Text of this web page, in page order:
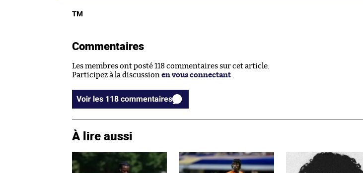
TM
Commentaires
Les membres ont posté 118 commentaires sur cet article.
Participez à la discussion en vous connectant .
Voir les 118 commentaires
À lire aussi